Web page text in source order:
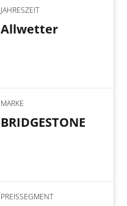
JAHRESZEIT
Allwetter
MARKE
BRIDGESTONE
PREISSEGMENT